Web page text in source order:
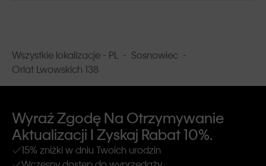
Wszystkie lokalizacje - PL - Sosnowiec -
Orlat Lwowskich 138
Wyraź Zgodę Na Otrzymywanie
Aktualizacji I Zyskaj Rabat 10%.
15% zniżki w dniu Twoich urodzin